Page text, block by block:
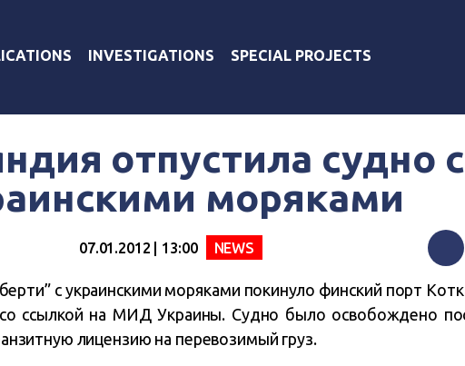
INVESTIGATIONS SPECIAL PROJECTS
отпустила судно с
моряками
07.01.2012 | 13:00 NEWS
с украинскими моряками покинуло финский порт
ссылкой на МИД Украины. Судно было освобождено
лицензию на перевозимый груз.